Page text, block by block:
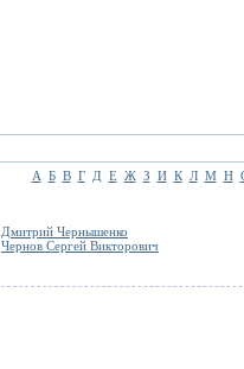
А Б В Г Д Е Ж З И К Л М Н
Дмитрий Чернышенко
Чернов Сергей Викторович